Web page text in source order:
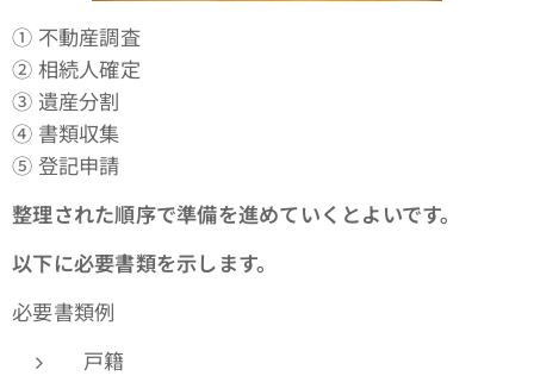
① 不動産調査
② 相続人確定
③ 遺産分割
④ 書類収集
⑤ 登記申請
整理された順序で準備を進めていくとよいです。
以下に必要書類を示します。
必要書類例
戸籍